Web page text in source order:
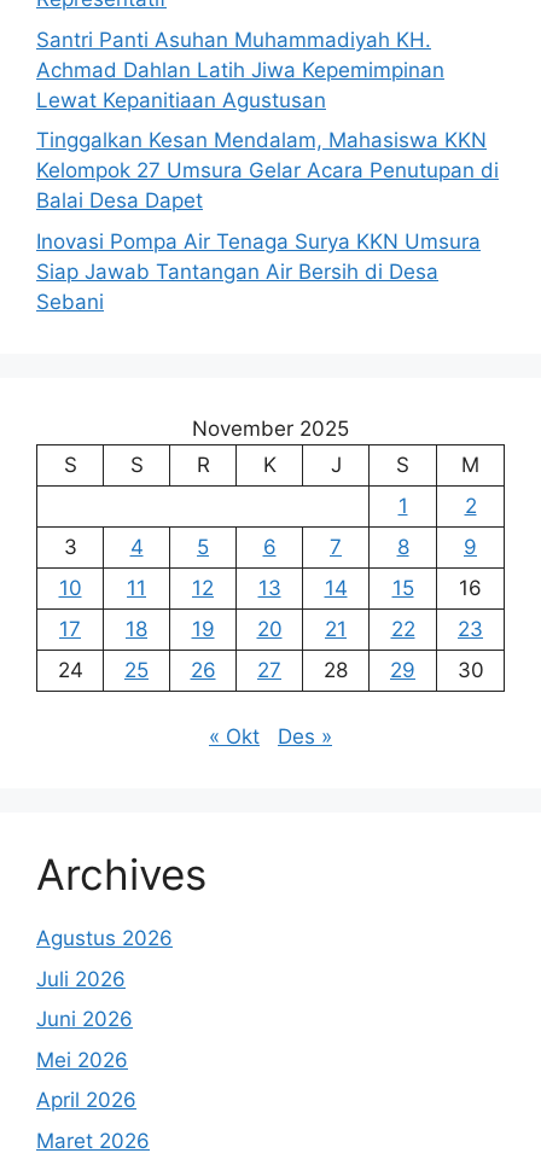
Santri Panti Asuhan Muhammadiyah KH.
Achmad Dahlan Latih Jiwa Kepemimpinan
Lewat Kepanitiaan Agustusan
Tinggalkan Kesan Mendalam, Mahasiswa KKN
Kelompok 27 Umsura Gelar Acara Penutupan di
Balai Desa Dapet
Inovasi Pompa Air Tenaga Surya KKN Umsura
Siap Jawab Tantangan Air Bersih di Desa
Sebani
November 2025
S
S R K J S
M
1
2
3
4 5 6 7 8
9
10
11 12 13 14 15
16
17
18 19 20 21 22
23
24
25 26 27 28 29 30
« Okt Des »
Archives
Agustus 2026
Juli 2026
Juni 2026
Mei 2026
April 2026
Maret 2026